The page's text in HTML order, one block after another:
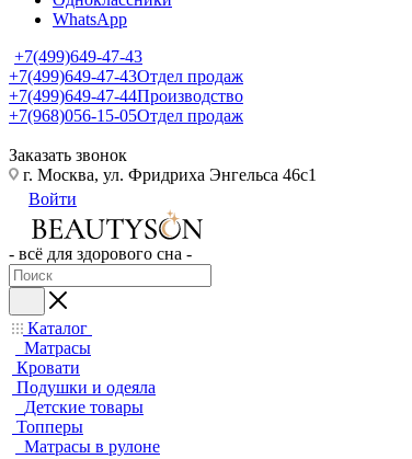
WhatsApp
+7(499)649-47-43
+7(499)649-47-43Отдел продаж
+7(499)649-47-44Производство
+7(968)056-15-05Отдел продаж
Заказать звонок
г. Москва, ул. Фридриха Энгельса 46с1
Войти
- всё для здорового сна -
Каталог
Матрасы
Кровати
Подушки и одеяла
Детские товары
Топперы
Матрасы в рулоне